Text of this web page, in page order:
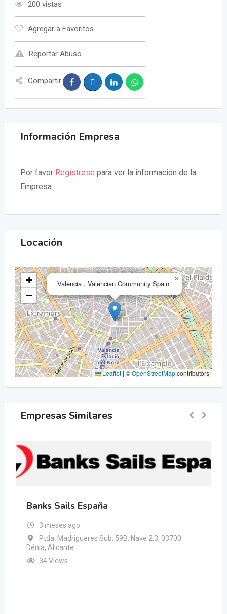
200 vistas
Agregar a Favoritos
Reportar Abuso
Compartir
Información Empresa
Por favor Regístrese para ver la información de la
Empresa
Locación
Valencia , Valencian Community Spain
×
+
−
Leaflet | ©OpenStreetMapcontributors
Empresas Similares
Banks Sails España
3 meses ago
Ptda. Madrigueres Sub, 59B, Nave 2.3, 03700
Dénia, Alicante
34 Views